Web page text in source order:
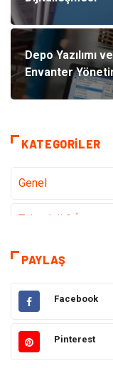
Depo Yazılımı
Envanter
KATEGORILER
Genel
Teknoloji & İnternet
Eğitim & Kariyer
Hukuk
Gündem
PAYLAŞ
Facebook
Pinterest